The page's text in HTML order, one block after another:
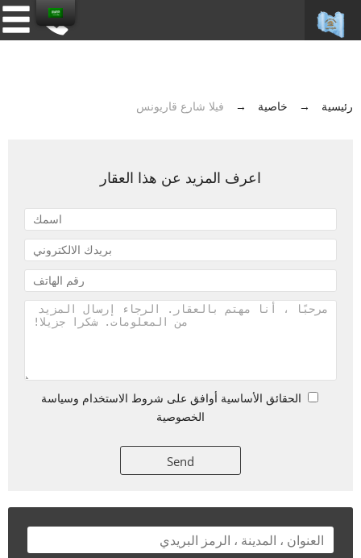
رئيسية → خاصية → فيلا شارع قاريونس
اعرف المزيد عن هذا العقار
الحقائق الأساسية أوافق على شروط الاستخدام وسياسة
الخصوصية